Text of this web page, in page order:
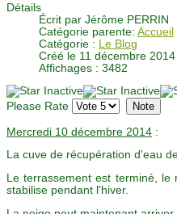
Détails
Écrit par Jérôme PERRIN
Catégorie parente: Accueil
Catégorie : Le Blog
Créé le 11 décembre 2014
Affichages : 3482
Please Rate
Mercredi 10 décembre 2014 :
La cuve de récupération d'eau
Le terrassement est terminé,
stabilise pendant l'hiver.